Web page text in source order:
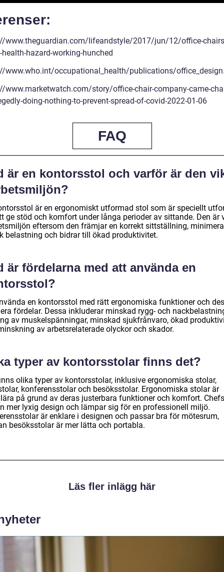
www.theguardian.com/lifeandstyle/2017/jun/12/office-
hazard-working-hunched
www.who.int/occupational_health/publications/
www.marketwatch.com/story/office-chair-company-came-
doing-nothing-to-prevent-spread-of-covid-2022-01-06
FAQ
är en kontorsstol och varför är den
är en ergonomiskt utformad stol som är speciellt
ge stöd och komfort under långa perioder av sittande. Den är
eftersom den främjar en korrekt sittställning,
belastning och bidrar till ökad produktivitet.
är fördelarna med att använda en
en kontorsstol med rätt ergonomiska funktioner och
fördelar. Dessa inkluderar minskad rygg- och
av muskelspänningar, minskad sjukfrånvaro, ökad
av arbetsrelaterade olyckor och skador.
typer av kontorsstolar finns det?
olika typer av kontorsstolar, inklusive ergonomiska stolar,
konferensstolar och besöksstolar. Ergonomiska stolar är
på grund av deras justerbara funktioner och komfort.
mer lyxig design och lämpar sig för en professionell miljö.
är enklare i designen och passar bra för mötesrum,
besöksstolar är mer lätta och portabla.
Läs fler inlägg här